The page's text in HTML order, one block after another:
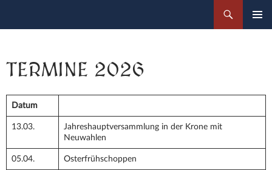
TERMINE 2026
Datum
13.03.
Jahreshauptversammlung in der Krone mit
Neuwahlen
05.04. Osterfrühschoppen